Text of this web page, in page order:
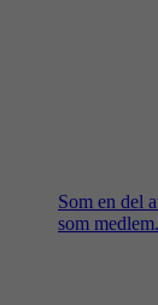
Som en del
som medlem.